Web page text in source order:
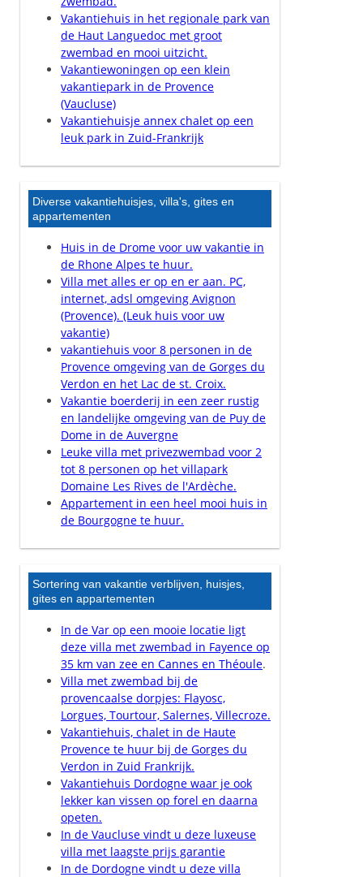
Vakantiehuis in het regionale park van
de Haut Languedoc met groot
zwembad en mooi uitzicht.
Vakantiewoningen op een klein
vakantiepark in de Provence
(Vaucluse)
Vakantiehuisje annex chalet op een
leuk park in Zuid-Frankrijk
Diverse vakantiehuisjes, villa's, gites en
appartementen
Huis in de Drome voor uw vakantie in
de Rhone Alpes te huur.
Villa met alles er op en er aan. PC,
internet, adsl omgeving Avignon
(Provence). (Leuk huis voor uw
vakantie)
vakantiehuis voor 8 personen in de
Provence omgeving van de Gorges du
Verdon en het Lac de st. Croix.
Vakantie boerderij in een zeer rustig
en landelijke omgeving van de Puy de
Dome in de Auvergne
Leuke villa met privezwembad voor 2
tot 8 personen op het villapark
Domaine Les Rives de l'Ardèche.
Appartement in een heel mooi huis in
de Bourgogne te huur.
Sortering van vakantie verblijven, huisjes,
gites en appartementen
In de Var op een mooie locatie ligt
deze villa met zwembad in Fayence op
35 km van zee en Cannes en Théoule.
Villa met zwembad bij de
provencaalse dorpjes: Flayosc,
Lorgues, Tourtour, Salernes, Villecroze.
Vakantiehuis, chalet in de Haute
Provence te huur bij de Gorges du
Verdon in Zuid Frankrijk.
Vakantiehuis Dordogne waar je ook
lekker kan vissen op forel en daarna
opeten.
In de Vaucluse vindt u deze luxeuse
villa met laagste prijs garantie
In de Dordogne vindt u deze villa